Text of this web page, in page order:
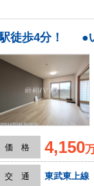
価 格 4,150
交 通 東武東上線